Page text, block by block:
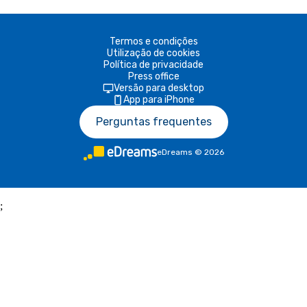
Termos e condições
Utilização de cookies
Política de privacidade
Press office
Versão para desktop
App para iPhone
Perguntas frequentes
eDreams © 2026
;